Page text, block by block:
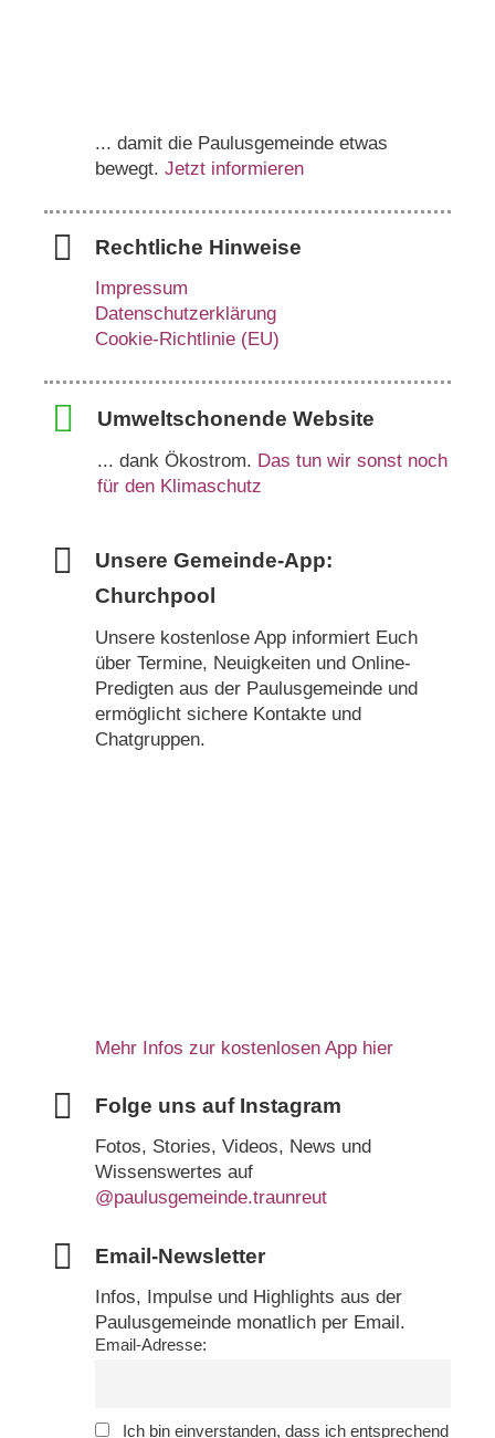
... damit die Paulusgemeinde etwas
bewegt. Jetzt informieren
Rechtliche Hinweise
Impressum
Datenschutzerklärung
Cookie-Richtlinie (EU)
Umweltschonende Website
... dank Ökostrom. Das tun wir sonst noch
für den Klimaschutz
Unsere Gemeinde-App:
Churchpool
Unsere kostenlose App informiert Euch
über Termine, Neuigkeiten und Online-
Predigten aus der Paulusgemeinde und
ermöglicht sichere Kontakte und
Chatgruppen.
Mehr Infos zur kostenlosen App hier
Folge uns auf Instagram
Fotos, Stories, Videos, News und
Wissenswertes auf
@paulusgemeinde.traunreut
Email-Newsletter
Infos, Impulse und Highlights aus der
Paulusgemeinde monatlich per Email.
Email-Adresse:
Ich bin einverstanden, dass ich entsprechend